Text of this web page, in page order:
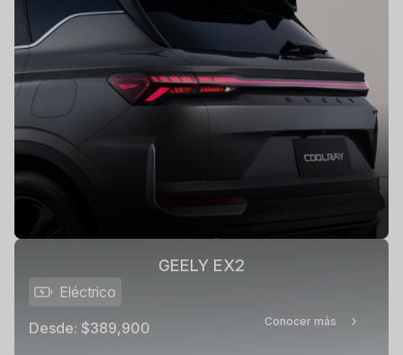
GEELY EX2
Eléctrico
Desde: $389,900 Conocer más